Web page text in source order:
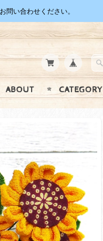
問い合わせください。
ABOUT CATEGORY